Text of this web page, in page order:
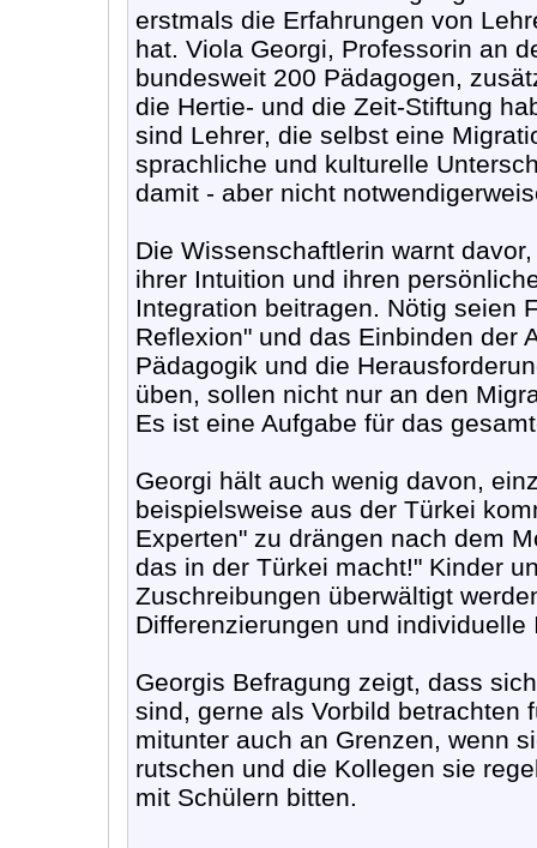
erstmals die Erfahrungen von
hat. Viola Georgi, Professorin an
bundesweit 200 Pädagogen,
die Hertie- und die Zeit-Stiftung
sind Lehrer, die selbst eine
sprachliche und kulturelle
damit - aber nicht
Die Wissenschaftlerin warnt
ihrer Intuition und ihren
Integration beitragen. Nötig seien
Reflexion" und das Einbinden der
Pädagogik und die
üben, sollen nicht nur an den
Es ist eine Aufgabe für das
Georgi hält auch wenig davon,
beispielsweise aus der Türkei
Experten" zu drängen nach dem
das in der Türkei macht!" Kinder
Zuschreibungen überwältigt
Differenzierungen und individuelle
Georgis Befragung zeigt, dass
sind, gerne als Vorbild betrachten
mitunter auch an Grenzen, wenn
rutschen und die Kollegen sie
mit Schülern bitten.